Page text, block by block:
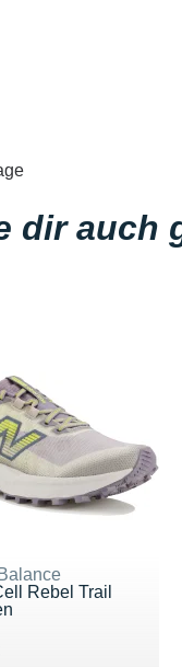
dir auch
Rebel Trail
150 €